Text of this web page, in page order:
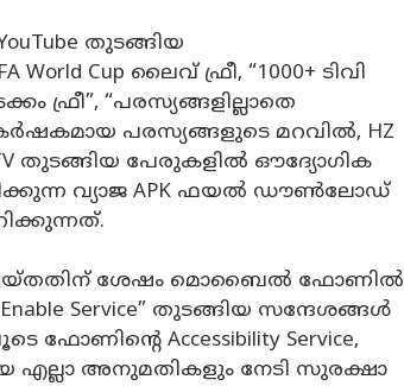
YouTube തുടങ്ങിയ
Cup ലൈവ് ഫ്രീ, “1000+ ടിവി
ഫ്രീ”, “പരസ്യങ്ങളില്ലാതെ
പരസ്യങ്ങളുടെ മറവിൽ, HZ
TV തുടങ്ങിയ പേരുകളിൽ ഔദ്യോഗിക
വ്യാജ APK ഫയൽ ഡൗൺലോഡ്
ശേഷം മൊബൈൽ ഫോണിൽ
“Enable Service” തുടങ്ങിയ സന്ദേശങ്ങൾ
Accessibility Service,
എല്ലാ അനുമതികളും നേടി സുരക്ഷാ